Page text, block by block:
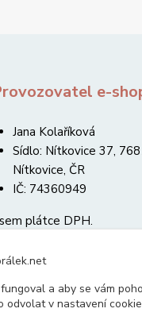
e-
Jana Kolaříková
Sídlo: Nítkovice 37,
Nítkovice, ČR
IČ: 74360949
plátce DPH.
a aby se vám
odvolat v nastavení